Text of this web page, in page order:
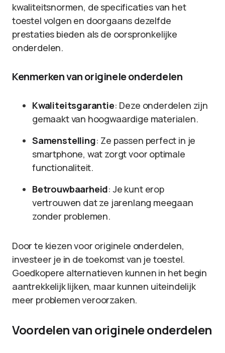
kwaliteitsnormen, de specificaties van het
toestel volgen en doorgaans dezelfde
prestaties bieden als de oorspronkelijke
onderdelen.
Kenmerken van originele onderdelen
Kwaliteitsgarantie: Deze onderdelen zijn
gemaakt van hoogwaardige materialen.
Samenstelling: Ze passen perfect in je
smartphone, wat zorgt voor optimale
functionaliteit.
Betrouwbaarheid: Je kunt erop
vertrouwen dat ze jarenlang meegaan
zonder problemen.
Door te kiezen voor originele onderdelen,
investeer je in de toekomst van je toestel.
Goedkopere alternatieven kunnen in het begin
aantrekkelijk lijken, maar kunnen uiteindelijk
meer problemen veroorzaken.
Voordelen van originele onderdelen